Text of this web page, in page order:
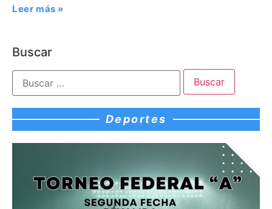
Leer más »
Buscar
Deportes